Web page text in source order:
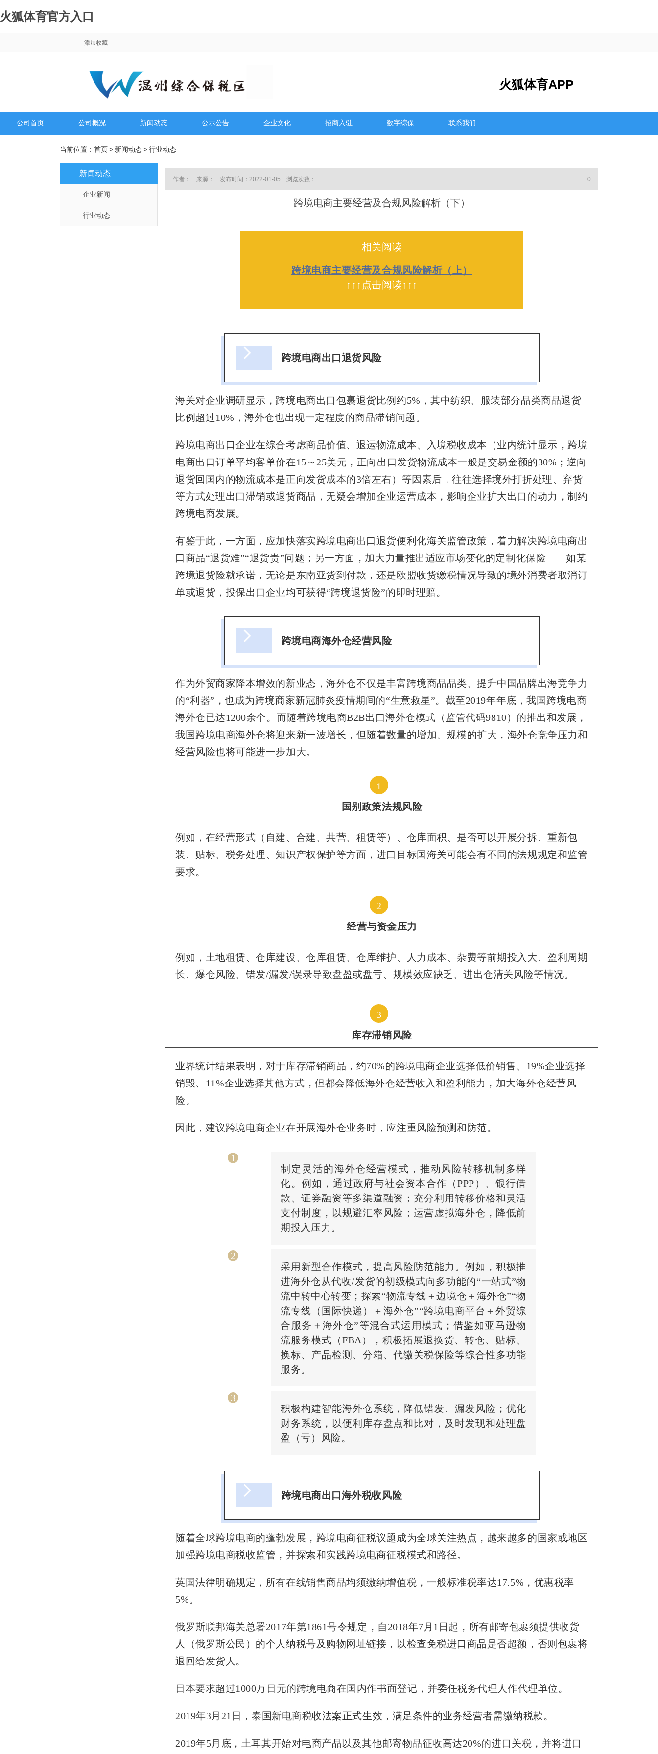
火狐体育官方入口
添加收藏
火狐体育APP
公司首页 公司概况 新闻动态 公示公告 企业文化
廉政建设
招商入驻
功能介绍
数字综保 联系我们
当前位置： 首页> 新闻动态>行业动态
新闻动态
企业新闻
行业动态
作者： 来源： 发布时间：2022-01-05 浏览次数： 0
跨境电商主要经营及合规风险解析（下）
相关阅读
跨境电商主要经营及合规风险解析（上）
↑↑↑点击阅读↑↑↑
跨境电商出口退货风险
海关对企业调研显示，跨境电商出口包裹退货比例约5%，其中纺织、服装部分品类商品退货
比例超过10%，海外仓也出现一定程度的商品滞销问题。
跨境电商出口企业在综合考虑商品价值、退运物流成本、入境税收成本（业内统计显示，跨境
电商出口订单平均客单价在15～25美元，正向出口发货物流成本一般是交易金额的30%；逆向
退货回国内的物流成本是正向发货成本的3倍左右）等因素后，往往选择境外打折处理、弃货
等方式处理出口滞销或退货商品，无疑会增加企业运营成本，影响企业扩大出口的动力，制约
跨境电商发展。
有鉴于此，一方面，应加快落实跨境电商出口退货便利化海关监管政策，着力解决跨境电商出
口商品“退货难”“退货贵”问题；另一方面，加大力量推出适应市场变化的定制化保险——如某
跨境退货险就承诺，无论是东南亚货到付款，还是欧盟收货缴税情况导致的境外消费者取消订
单或退货，投保出口企业均可获得“跨境退货险”的即时理赔。
跨境电商海外仓经营风险
作为外贸商家降本增效的新业态，海外仓不仅是丰富跨境商品品类、提升中国品牌出海竞争力
的“利器”，也成为跨境商家新冠肺炎疫情期间的“生意救星”。截至2019年年底，我国跨境电商
海外仓已达1200余个。而随着跨境电商B2B出口海外仓模式（监管代码9810）的推出和发展，
我国跨境电商海外仓将迎来新一波增长，但随着数量的增加、规模的扩大，海外仓竞争压力和
经营风险也将可能进一步加大。
1
国别政策法规风险
例如，在经营形式（自建、合建、共营、租赁等）、仓库面积、是否可以开展分拆、重新包
装、贴标、税务处理、知识产权保护等方面，进口目标国海关可能会有不同的法规规定和监管
要求。
2
经营与资金压力
例如，土地租赁、仓库建设、仓库租赁、仓库维护、人力成本、杂费等前期投入大、盈利周期
长、爆仓风险、错发/漏发/误录导致盘盈或盘亏、规模效应缺乏、进出仓清关风险等情况。
3
库存滞销风险
业界统计结果表明，对于库存滞销商品，约70%的跨境电商企业选择低价销售、19%企业选择
销毁、11%企业选择其他方式，但都会降低海外仓经营收入和盈利能力，加大海外仓经营风
险。
因此，建议跨境电商企业在开展海外仓业务时，应注重风险预测和防范。
1
制定灵活的海外仓经营模式，推动风险转移机制多样
化。例如，通过政府与社会资本合作（PPP）、银行借
款、证券融资等多渠道融资；充分利用转移价格和灵活
支付制度，以规避汇率风险；运营虚拟海外仓，降低前
期投入压力。
2
采用新型合作模式，提高风险防范能力。例如，积极推
进海外仓从代收/发货的初级模式向多功能的“一站式”物
流中转中心转变；探索“物流专线＋边境仓＋海外仓”“物
流专线（国际快递）＋海外仓”“跨境电商平台＋外贸综
合服务＋海外仓”等混合式运用模式；借鉴如亚马逊物
流服务模式（FBA），积极拓展退换货、转仓、贴标、
换标、产品检测、分箱、代缴关税保险等综合性多功能
服务。
3
积极构建智能海外仓系统，降低错发、漏发风险；优化
财务系统，以便利库存盘点和比对，及时发现和处理盘
盈（亏）风险。
跨境电商出口海外税收风险
随着全球跨境电商的蓬勃发展，跨境电商征税议题成为全球关注热点，越来越多的国家或地区
加强跨境电商税收监管，并探索和实践跨境电商征税模式和路径。
英国法律明确规定，所有在线销售商品均须缴纳增值税，一般标准税率达17.5%，优惠税率
5%。
俄罗斯联邦海关总署2017年第1861号令规定，自2018年7月1日起，所有邮寄包裹须提供收货
人（俄罗斯公民）的个人纳税号及购物网址链接，以检查免税进口商品是否超额，否则包裹将
退回给发货人。
日本要求超过1000万日元的跨境电商在国内作书面登记，并委任税务代理人作代理单位。
2019年3月21日，泰国新电商税收法案正式生效，满足条件的业务经营者需缴纳税款。
2019年5月底，土耳其开始对电商产品以及其他邮寄物品征收高达20%的进口关税，并将进口